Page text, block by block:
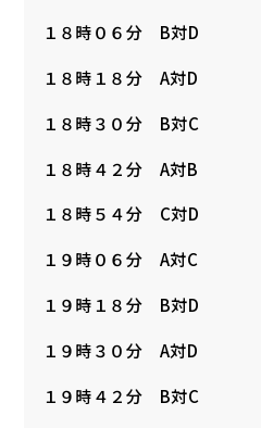
１８時０６分 B対D
１８時１８分 A対D
１８時３０分 B対C
１８時４２分 A対B
１８時５４分 C対D
１９時０６分 A対C
１９時１８分 B対D
１９時３０分 A対D
１９時４２分 B対C